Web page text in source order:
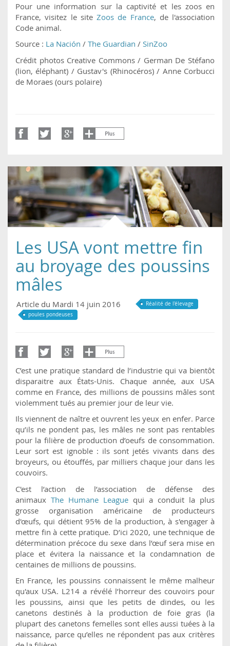
Pour une information sur la captivité et les zoos en
France, visitez le site Zoos de France, de l'association
Code animal.
Source : La Nación / The Guardian / SinZoo
Crédit photos Creative Commons / German De Stéfano
(lion, éléphant) / Gustav's (Rhinocéros) / Anne Corbucci
de Moraes (ours polaire)
Les USA vont mettre fin
au broyage des poussins
mâles
Article du Mardi 14 juin 2016
Réalité de l'élevage
poules pondeuses
C’est une pratique standard de l’industrie qui va bientôt
disparaitre aux États-Unis. Chaque année, aux USA
comme en France, des millions de poussins mâles sont
violemment tués au premier jour de leur vie.
Ils viennent de naître et ouvrent les yeux en enfer. Parce
qu’ils ne pondent pas, les mâles ne sont pas rentables
pour la filière de production d’oeufs de consommation.
Leur sort est ignoble : ils sont jetés vivants dans des
broyeurs, ou étouffés, par milliers chaque jour dans les
couvoirs.
C'est l’action de l’association de défense des
animaux The Humane League qui a conduit la plus
grosse organisation américaine de producteurs
d'œufs, qui détient 95% de la production, à s'engager à
mettre fin à cette pratique. D’ici 2020, une technique de
détermination précoce du sexe dans l’œuf sera mise en
place et évitera la naissance et la condamnation de
centaines de millions de poussins.
En France, les poussins connaissent le même malheur
qu'aux USA. L214 a révélé l’horreur des couvoirs pour
les poussins, ainsi que les petits de dindes, ou les
canetons destinés à la production de foie gras (la
plupart des canetons femelles sont elles aussi tuées à la
naissance, parce qu’elles ne répondent pas aux critères